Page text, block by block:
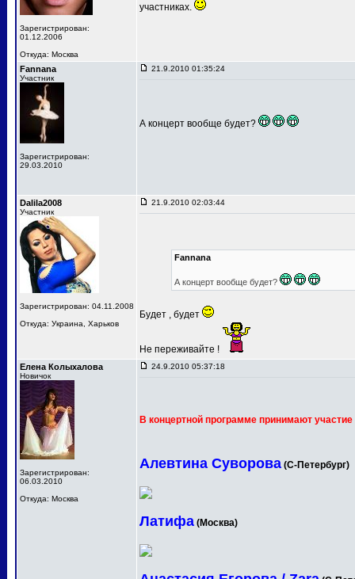
Зарегистрирован:
01.12.2006
Откуда: Москва
участниках.
Fannana
Участник
Зарегистрирован:
29.03.2010
21.9.2010 01:35:24
А концерт вообще будет?
Dalila2008
Участник
Зарегистрирован: 04.11.2008
Откуда: Украина, Харьков
21.9.2010 02:03:44
Fannana
А концерт вообще будет?
Будет , будет
Не переживайте !
Елена Колыхалова
Новичок
Зарегистрирован:
06.03.2010
Откуда: Москва
24.9.2010 05:37:18
В концертной программе принимают участие
Алевтина Суворова (С-Петербург)
Латифа (Москва)